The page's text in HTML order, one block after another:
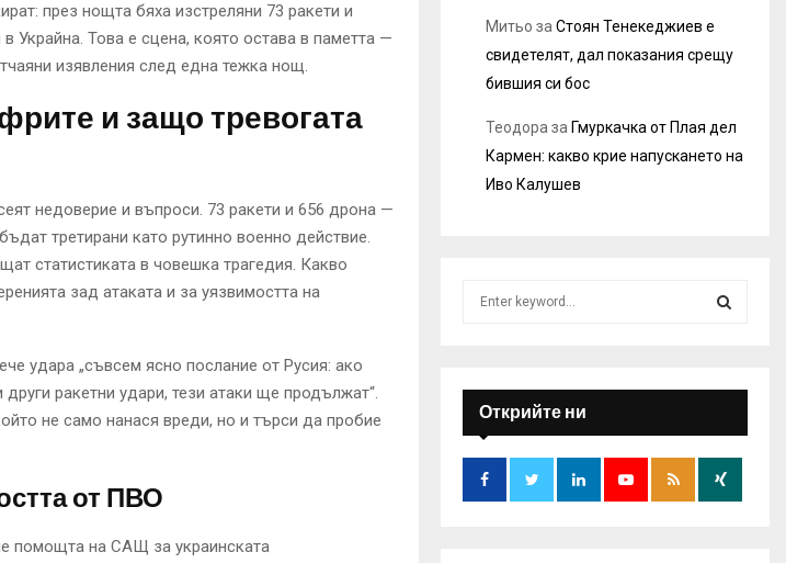
през нощта бяха изстреляни 73 ракети и
Украйна. Това е сцена, която остава в паметта —
изявления след една тежка нощ.
и защо тревогата
недоверие и въпроси. 73 ракети и 656 дрона —
третирани като рутинно военно действие.
статистиката в човешка трагедия. Какво
зад атаката и за уязвимостта на
удара „съвсем ясно послание от Русия: ако
ракетни удари, тези атаки ще продължат“.
не само нанася вреди, но и търси да пробие
от ПВО
помощта на САЩ за украинската
Митьо за Стоян Тенекеджиев е
свидетелят, дал показания срещу
бившия си бос
Теодора за Гмуркачка от Плая дел
Кармен: какво крие напускането на
Иво Калушев
:
E
A
R
Открийте ни